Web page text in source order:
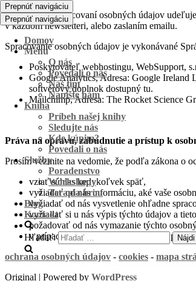
Prepnúť navigáciu
Prepnúť navigáciu
Domov
Menu
O nás
Povedali o nás
Náš tím
Napíšte nám
Kniha
Príbeh našej knihy
Sledujte nás
Kde kúpim?
Povedali o nás
Služby
Poradenstvo
Workshopy
Terapia hrou
Blog
Kontakt
Hľadať:
Súhlasom so spracovaní osobných údajov
v každom newsletteri, alebo zaslaním emailu.
Spracovanie osobných údajov je vykonávané
Poskytovateľ webhostingu, WebSupport,
Google Analytics, Adresa: Google Ireland
softvérový doplnok dostupný tu.
Mailchimp, Adresa: The Rocket Science
Práva na opravu, zabudnutie a prístup k
Prosím vezmite na vedomie, že podľa zákona o
vziať súhlas kedykoľvek späť,
vyžiadať od nás informáciu, aké vaše
vyžiadať od nás vysvetlenie ohľadne
vyžiadať si u nás výpis týchto údajov a
požadovať od nás vymazanie týchto
v prípade pochybností o dodržiavaní
ochrana osobných údajov - cookies - mapa
Original | Powered by WordPress